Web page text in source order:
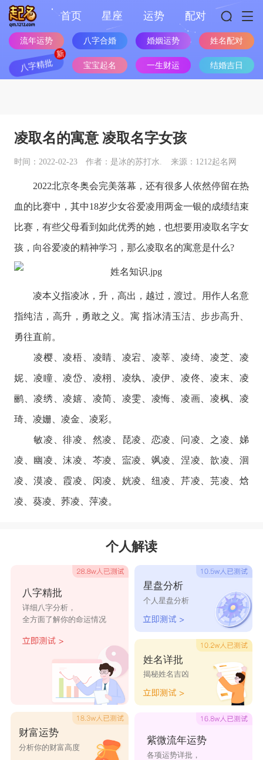
首页 星座 运势 配对
流年运势 八字合婚 婚姻运势 姓名配对
八字精批 宝宝起名 一生财运 结婚吉日
凌取名的寓意 凌取名字女孩
时间：2022-02-23 作者：是冰的苏打水. 来源：1212起名网
2022北京冬奥会完美落幕，还有很多人依然停留在热
血的比赛中，其中18岁少女谷爱凌用两金一银的成绩结束
比赛，有些父母看到如此优秀的她，也想要用凌取名字女
孩，向谷爱凌的精神学习，那么凌取名的寓意是什么?
凌本义指凌冰，升，高出，越过，渡过。用作人名意
指纯洁，高升，勇敢之义。寓 指冰清玉洁、步步高升、
勇往直前。
凌樱、凌梧、凌睛、凌宕、凌莘、凌绮、凌芝、凌
妮、凌瞳、凌岱、凌栩、凌纨、凌伊、凌佟、凌末、凌
鹂、凌绣、凌嬉、凌简、凌雯、凌悔、凌画、凌枫、凌
琦、凌姗、凌金、凌彩。
敏凌、徘凌、然凌、琵凌、恋凌、问凌、之凌、娣
凌、幽凌、沫凌、芩凌、寍凌、飒凌、涅凌、歆凌、洄
凌、漠凌、霞凌、闵凌、姯凌、纽凌、芹凌、芫凌、焓
凌、葵凌、荞凌、萍凌。
个人解读
八字精批
详细八字分析，
全方面了解你的命运情况
财富运势
分析你的财富高度
星盘分析
个人星盘分析
姓名详批
揭秘姓名吉凶
紫微流年运势
各项运势详批，